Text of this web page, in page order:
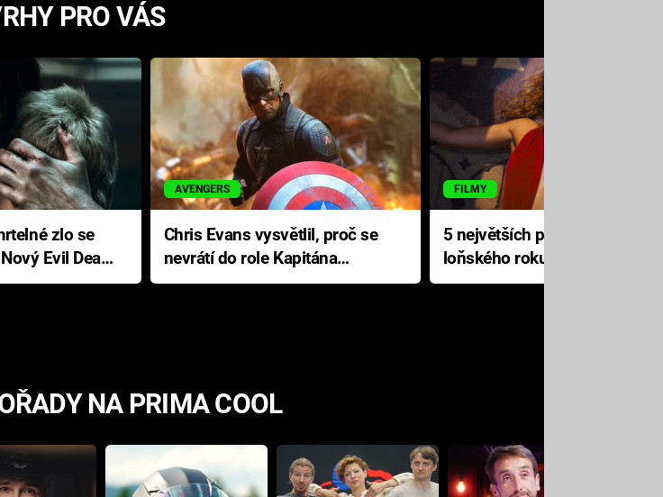
PRO VÁS
Evil Dead
AVENGERS
Chris Evans vysvětlil, proč se
nevrátí do role Kapitána
Ameriky
FILMY
5 největších propadáků
loňského roku: Disney na
jediné katastrofě prodělal 200
NA PRIMA COOL